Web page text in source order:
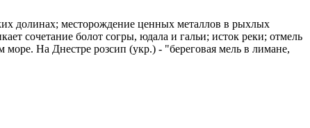
долинах; месторождение ценных металлов в рыхлых
сочетание болот согры, юдала и гальи; исток реки; отмель
На Днестре розсип (укр.) - "береговая мель в лимане,